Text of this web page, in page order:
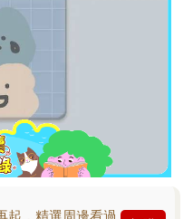
，精選周邊看過